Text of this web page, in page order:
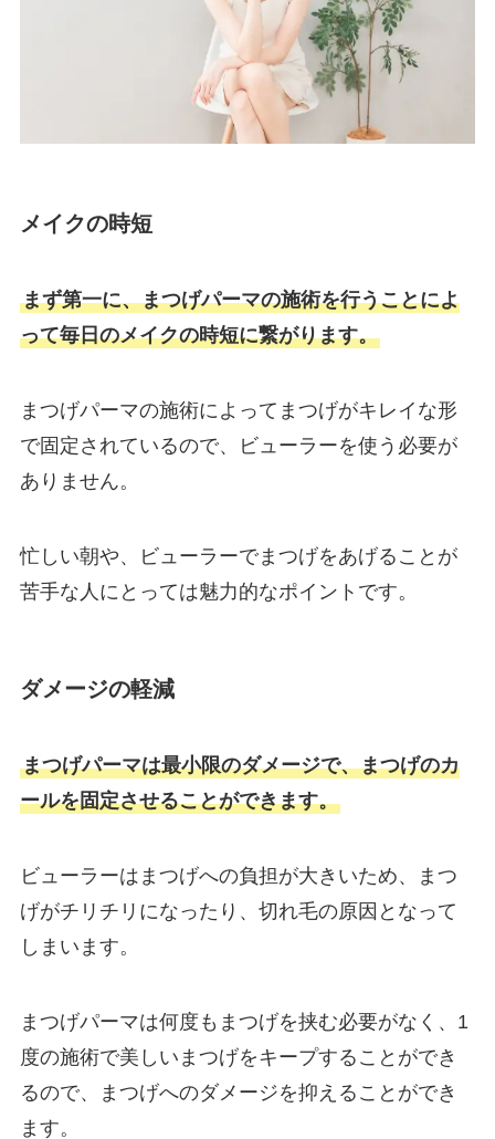
メイクの時短
まず第一に、まつげパーマの施術を行うことによ
って毎日のメイクの時短に繋がります。
まつげパーマの施術によってまつげがキレイな形
で固定されているので、ビューラーを使う必要が
ありません。
忙しい朝や、ビューラーでまつげをあげることが
苦手な人にとっては魅力的なポイントです。
ダメージの軽減
まつげパーマは最小限のダメージで、まつげのカ
ールを固定させることができます。
ビューラーはまつげへの負担が大きいため、まつ
げがチリチリになったり、切れ毛の原因となって
しまいます。
まつげパーマは何度もまつげを挟む必要がなく、1
度の施術で美しいまつげをキープすることができ
るので、まつげへのダメージを抑えることができ
ます。